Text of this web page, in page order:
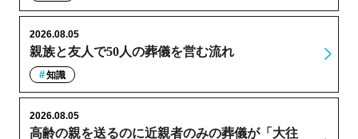
親族と友人で50人の葬儀を営む流れ
2026.08.05
知識
高齢の親を送るのに近親者のみの葬儀が「大往
2026.08.05